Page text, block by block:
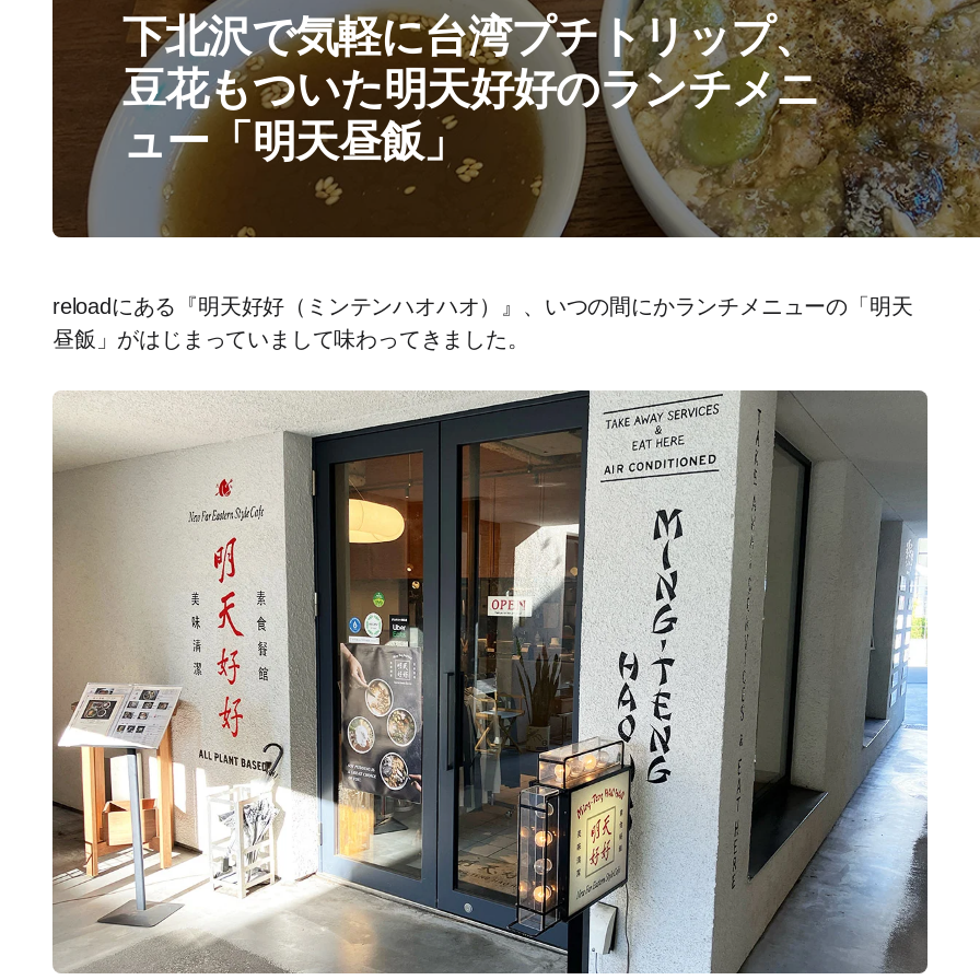
下北沢で気軽に台湾プチトリップ、
豆花もついた明天好好のランチメニ
ュー「明天昼飯」
reloadにある『明天好好（ミンテンハオハオ）』、いつの間にかランチメニューの「明天
昼飯」がはじまっていまして味わってきました。